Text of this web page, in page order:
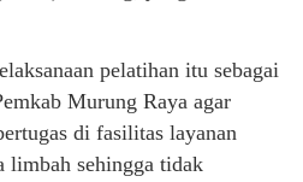
pelatihan itu sebagai
Murung Raya agar
di fasilitas layanan
limbah sehingga tidak